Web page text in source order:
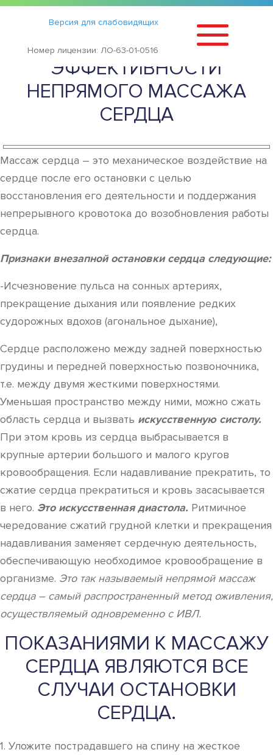
Версия для слабовидящих
Номер лицензии: ЛО-63-01-0516
Статьи ›
ПРИЗНАКИ
ЭФФЕКТИВНОСТИ
НЕПРЯМОГО МАССАЖА
СЕРДЦА
Массаж сердца – это механическое воздействие на
сердце после его остановки с целью
восстановления его деятельности и поддержания
непрерывного кровотока до возобновления работы
сердца.
Признаки внезапной остановки сердца следующие:
-Исчезновение пульса на сонных артериях,
прекращение дыхания или появление редких
судорожных вдохов (агональное дыхание),
Сердце расположено между задней поверхностью
грудины и передней поверхностью позвоночника,
т.е. между двумя жесткими поверхностями.
Уменьшая пространство между ними, можно сжать
область сердца и вызвать искусственную систолу.
При этом кровь из сердца выбрасывается в
крупные артерии большого и малого кругов
кровообращения. Если надавливание прекратить, то
сжатие сердца прекратиться и кровь засасывается
в него. Это искусственная диастола. Ритмичное
чередование сжатий грудной клетки и прекращения
надавливания заменяет сердечную деятельность,
обеспечивающую необходимое кровообращение в
организме. Это так называемый непрямой массаж
сердца – самый распространенный метод оживления,
осуществляемый одновременно с ИВЛ.
ПОКАЗАНИЯМИ К МАССАЖУ
СЕРДЦА ЯВЛЯЮТСЯ ВСЕ
СЛУЧАИ ОСТАНОВКИ
СЕРДЦА.
1. Уложите пострадавшего на спину на жесткое